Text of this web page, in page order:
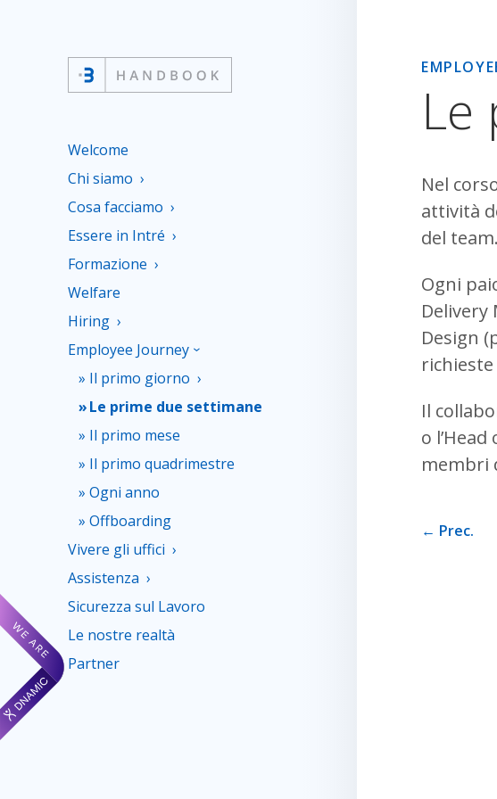
Welcome
Chi siamo
Cosa facciamo
Essere in Intré
Formazione
Welfare
Hiring
Employee Journey
Il primo giorno
Le prime due settimane
Il primo mese
Il primo quadrimestre
Ogni anno
Offboarding
Vivere gli uffici
Assistenza
Sicurezza sul Lavoro
Le nostre realtà
Partner
Le
Nel
attività
del team.
Ogni
Delivery
Design
Il
o
membri
← Prec.